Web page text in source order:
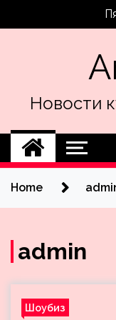
Новости
Home
admin
Шоубиз